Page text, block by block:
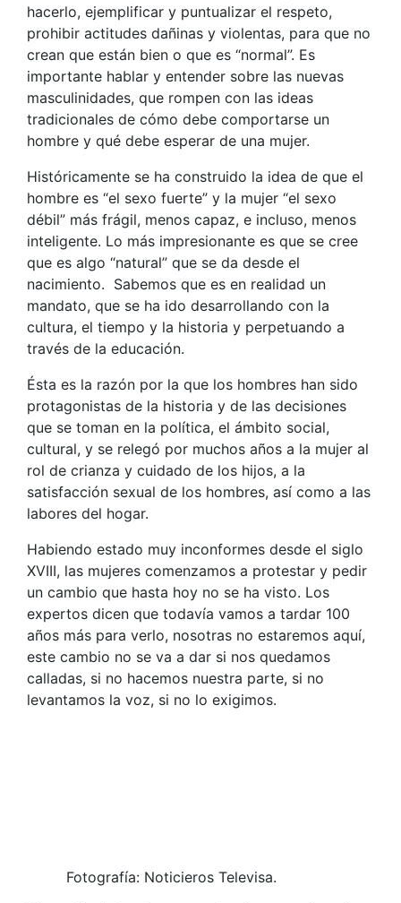
hacerlo, ejemplificar y puntualizar el respeto,
prohibir actitudes dañinas y violentas, para que no
crean que están bien o que es “normal”. Es
importante hablar y entender sobre las nuevas
masculinidades, que rompen con las ideas
tradicionales de cómo debe comportarse un
hombre y qué debe esperar de una mujer.
Históricamente se ha construido la idea de que el
hombre es “el sexo fuerte” y la mujer “el sexo
débil” más frágil, menos capaz, e incluso, menos
inteligente. Lo más impresionante es que se cree
que es algo “natural” que se da desde el
nacimiento. Sabemos que es en realidad un
mandato, que se ha ido desarrollando con la
cultura, el tiempo y la historia y perpetuando a
través de la educación.
Ésta es la razón por la que los hombres han sido
protagonistas de la historia y de las decisiones
que se toman en la política, el ámbito social,
cultural, y se relegó por muchos años a la mujer al
rol de crianza y cuidado de los hijos, a la
satisfacción sexual de los hombres, así como a las
labores del hogar.
Habiendo estado muy inconformes desde el siglo
XVIII, las mujeres comenzamos a protestar y pedir
un cambio que hasta hoy no se ha visto. Los
expertos dicen que todavía vamos a tardar 100
años más para verlo, nosotras no estaremos aquí,
este cambio no se va a dar si nos quedamos
calladas, si no hacemos nuestra parte, si no
levantamos la voz, si no lo exigimos.
Fotografía: Noticieros Televisa.